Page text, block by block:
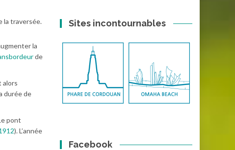
la traversée.
la
de
alors
durée de
pont
). L’année
Sites incontournables
Facebook